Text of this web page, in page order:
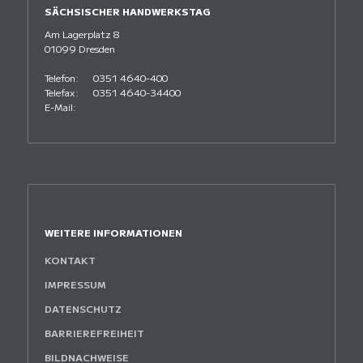
SÄCHSISCHER HANDWERKSTAG
Am Lagerplatz 8
01099 Dresden
Telefon:
0351 4640-400
Telefax:
0351 4640-34400
E-Mail:
WEITERE INFORMATIONEN
KONTAKT
IMPRESSUM
DATENSCHUTZ
BARRIEREFREIHEIT
BILDNACHWEISE